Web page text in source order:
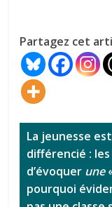
Partagez cet
La jeunesse
différencié :
d’évoquer une
pourquoi